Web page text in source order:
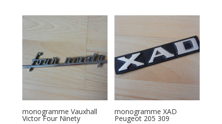
monogramme Vauxhall
Victor Four Ninety
monogramme XAD
Peugeot 205 309